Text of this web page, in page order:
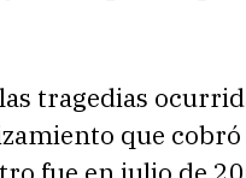
tragedias
que